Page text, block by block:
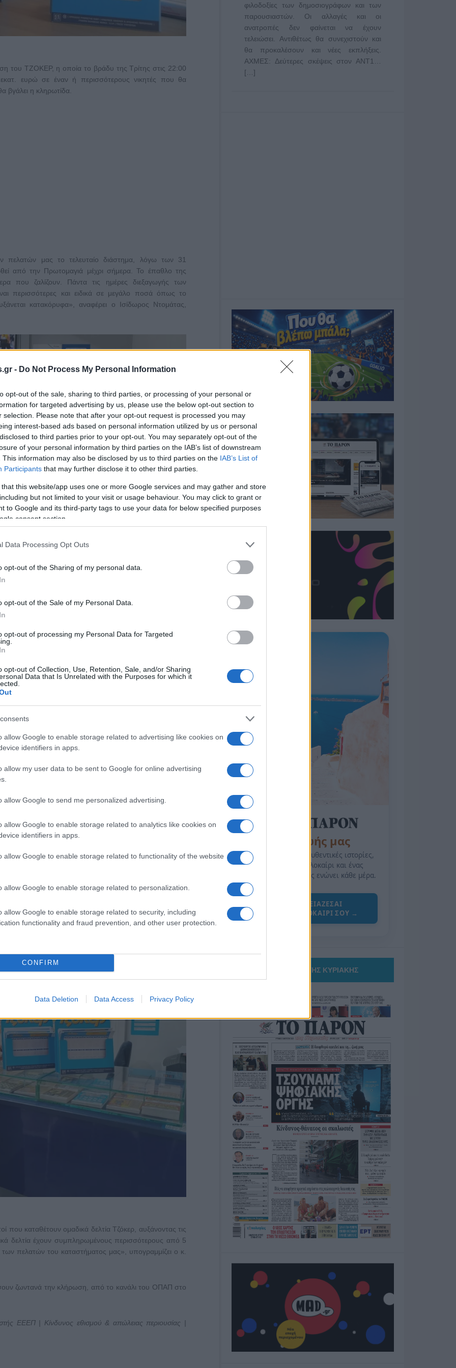
- Do Not Process My Personal Information
opt-out of the sale, sharing to third parties, or processing of your personal or
for targeted advertising by us, please use the below opt-out section to
selection. Please note that after your opt-out request is processed you may
interest-based ads based on personal information utilized by us or personal
to third parties prior to your opt-out. You may separately opt-out of the
of your personal information by third parties on the IAB’s list of downstream
This information may also be disclosed by us to third parties on the IAB’s List of
Participants that may further disclose it to other third parties.
that this website/app uses one or more Google services and may gather and store
but not limited to your visit or usage behaviour. You may click to grant or
to Google and its third-party tags to use your data for below specified purposes
consent section.
Data Processing Opt Outs
opt-out of the Sharing of my personal data.
opt-out of the Sale of my Personal Data.
opt-out of processing my Personal Data for Targeted
opt-out of Collection, Use, Retention, Sale, and/or Sharing
Data that Is Unrelated with the Purposes for which it
allow Google to enable storage related to advertising like cookies on
identifiers in apps.
allow my user data to be sent to Google for online advertising
allow Google to send me personalized advertising.
allow Google to enable storage related to analytics like cookies on
identifiers in apps.
allow Google to enable storage related to functionality of the website
allow Google to enable storage related to personalization.
allow Google to enable storage related to security, including
functionality and fraud prevention, and other user protection.
CONFIRM
Data Deletion Data Access Privacy Policy
του ΤΖΟΚΕΡ, η οποία το βράδυ της Τρίτης στις 22:00
εκατ. ευρώ σε έναν ή περισσότερους νικητές που θα
η κληρωτίδα.
πελατών μας το τελευταίο διάστημα, λόγω των 31
από την Πρωτομαγιά μέχρι σήμερα. Το έπαθλο της
που ζαλίζουν. Πάντα τις ημέρες διεξαγωγής των
περισσότερες και ειδικά σε μεγάλο ποσά όπως το
κατακόρυφα», αναφέρει ο Ισίδωρος Ντομάτας,
ΟΠΑΠ που βρίσκεται επί της οδού Ροΐδου 20,
πόλη της Χίου
τα 12,2 εκατ. ευρώ της πρώτης κατηγορίας, καθώς
το ΤΖΟΚΕΡ σε κάθε νικητή της δεύτερης
Πέμπτη και Κυριακή, με δύο τρόπους.
δελτίο τους στο πλησιέστερο κατάστημα ΟΠΑΠ είτε
καταθέσουν το δελτίο τους διαδικτυακά.
και οι συμμετοχές σε αυτή θα ολοκληρωθούν μισή
στο opaponline.gr
να συμμετέχουν και σε ομαδικά δελτία, τόσο
και
που καταθέτουν ομαδικά δελτία Τζόκερ, αυξάνοντας τις
δελτία έχουν συμπληρωμένους περισσότερους από 5
των πελατών του καταστήματος μας», υπογραμμίζει ο κ.
ζωντανά την κλήρωση, από το κανάλι του ΟΠΑΠ στο
ΕΕΕΠ | Κίνδυνος εθισμού & απώλειας περιουσίας |
φιλοδοξίες των δημοσιογράφων και των
παρουσιαστών. Οι αλλαγές και οι
ανατροπές δεν φαίνεται να έχουν
τελειώσει. Αντιθέτως θα συνεχιστούν και
θα προκαλέσουν και νέες εκπλήξεις.
ΑΧΜΕΣ: Δεύτερες σκέψεις στον ΑΝΤ1…
[…]
της Ζωής μας
Οι άνθρωποι, οι αυθεντικές ιστορίες,
το ελληνικό καλοκαίρι και ένας
πολιτισμός που μας ενώνει κάθε μέρα.
ΟΣΑ ΧΡΕΙΑΖΕΣΑΙ
ΓΙΑ ΤΟ ΚΑΛΟΚΑΙΡΙ ΣΟΥ →
ΤΟ ΠΑΡΟΝ ΤΗΣ ΚΥΡΙΑΚΗΣ